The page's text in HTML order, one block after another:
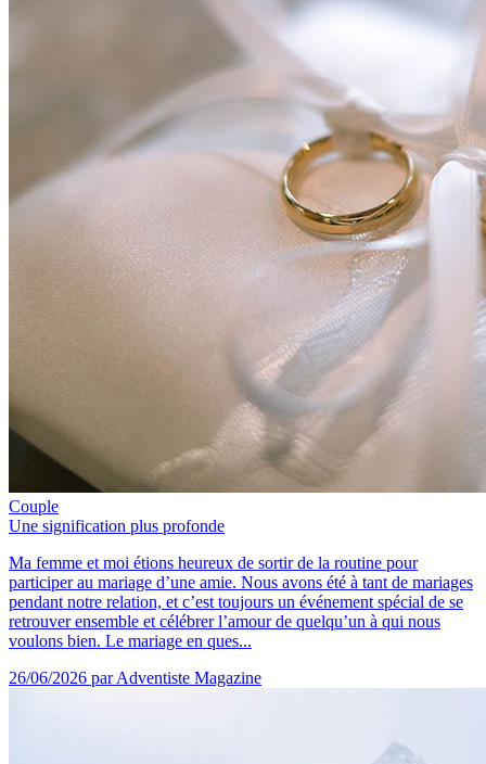
Couple
Une signification plus profonde
Ma femme et moi étions heureux de sortir de la routine pour
participer au mariage d’une amie. Nous avons été à tant de mariages
pendant notre relation, et c’est toujours un événement spécial de se
retrouver ensemble et célébrer l’amour de quelqu’un à qui nous
voulons bien. Le mariage en ques...
26/06/2026 par Adventiste Magazine